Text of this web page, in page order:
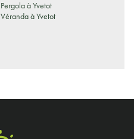
Pergola à Yvetot
Véranda à Yvetot